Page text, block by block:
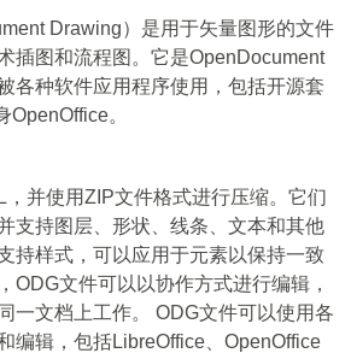
Drawing）是用于矢量图形的文件
插图和流程图。它是OpenDocument
各种软件应用程序使用，包括开源套
。
，并使用ZIP文件格式进行压缩。它们
支持图层、形状、线条、文本和其他
持样式，可以应用于元素以保持一致
ODG文件可以以协作方式进行编辑，
一文档上工作。 ODG文件可以使用各
编辑，包括LibreOffice、OpenOffice